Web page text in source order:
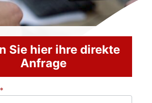
Sie hier ihre direkte
Anfrage
*